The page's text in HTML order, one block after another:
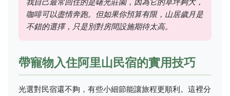
我自己最常回住的是曙光莊園，因為它的草坪夠大，
咖啡可以盡情奔跑。但如果你預算有限，山居歲月是
不錯的選擇，只是別對房間設施期待太高。
帶寵物入住阿里山民宿的實用技巧
光選對民宿還不夠，有些小細節能讓旅程更順利。這裡分